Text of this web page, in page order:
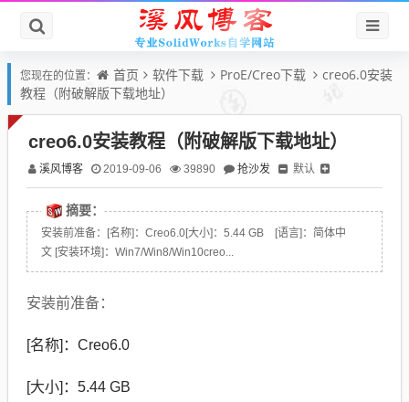
您现在的位置： 首页 软件下载 ProE/Creo下载
creo6.0安装
教程（附破解版下载地址）
creo6.0安装教程（附破解版下载地址）
溪风博客 2019-09-06 39890 抢沙发 默认
摘要：
安装前准备：[名称]：Creo6.0[大小]：5.44 GB [语言]：简体中
文 [安装环境]：Win7/Win8/Win10creo...
安装前准备：
[名称]：Creo6.0
[大小]：5.44 GB